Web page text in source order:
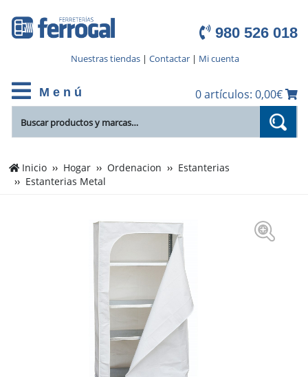
980 526 018
Nuestras tiendas| Contactar| Mi cuenta
M e n ú 0 artículos: 0,00€
Inicio Hogar Ordenacion
Estanterias
Estanterias Metal